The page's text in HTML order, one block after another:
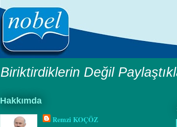
Biriktirdiklerin Değil
Hakkımda
Remzi KOÇÖZ